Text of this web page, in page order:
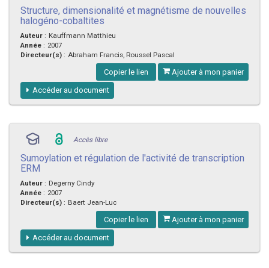
Structure, dimensionalité et magnétisme de nouvelles
halogéno-cobaltites
Auteur : Kauffmann Matthieu
Année : 2007
Directeur(s) : Abraham Francis, Roussel Pascal
Copier le lien Ajouter à mon panier
Accéder au document
Accès libre
Sumoylation et régulation de l'activité de transcription
ERM
Auteur : Degerny Cindy
Année : 2007
Directeur(s) : Baert Jean-Luc
Copier le lien Ajouter à mon panier
Accéder au document